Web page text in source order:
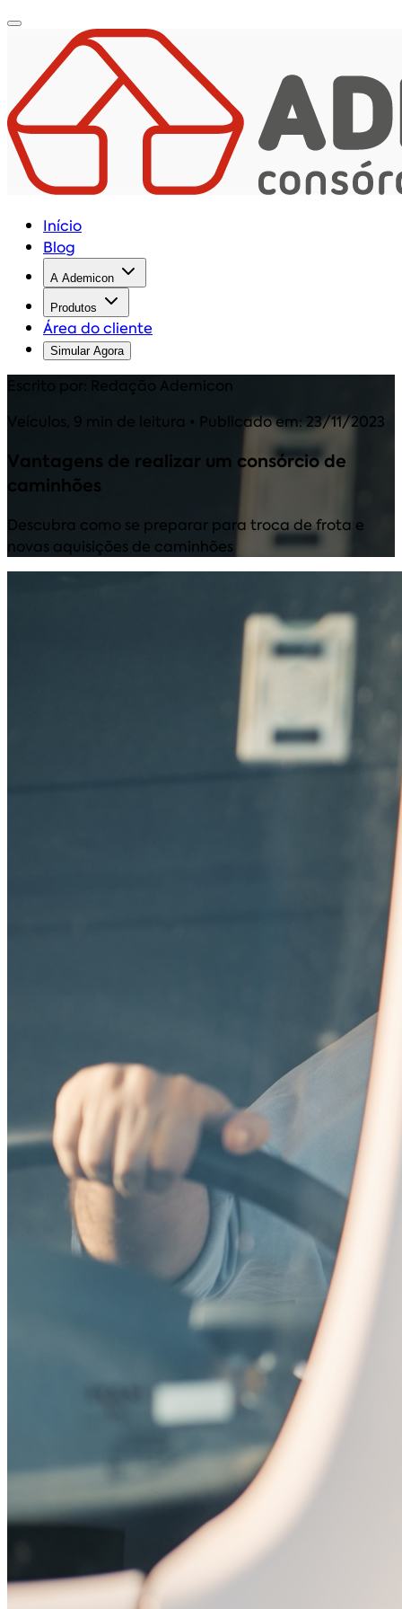
Início
Blog
A Ademicon
Produtos
Área do cliente
Simular Agora
Escrito por: Redação Ademicon
Veículos, 9 min de leitura • Publicado em: 23/11/2023
Vantagens de realizar um consórcio de
caminhões
Descubra como se preparar para troca de frota e
novas aquisições de caminhões